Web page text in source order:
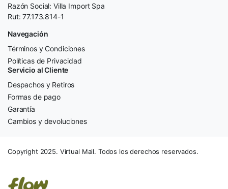
Razón Social: Villa Import Spa
Rut: 77.173.814-1
Navegación
Términos y Condiciones
Políticas de Privacidad
Servicio al Cliente
Despachos y Retiros
Formas de pago
Garantía
Cambios y devoluciones
Copyright 2025. Virtual Mall. Todos los derechos reservados.